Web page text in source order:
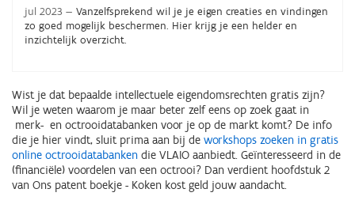
jul 2023
Vanzelfsprekend wil je je eigen creaties en vindingen
zo goed mogelijk beschermen. Hier krijg je een helder en
inzichtelijk overzicht.
Wist je dat bepaalde intellectuele eigendomsrechten gratis zijn?
Wil je weten waarom je maar beter zelf eens op zoek gaat in
merk- en octrooidatabanken voor je op de markt komt? De info
die je hier vindt, sluit prima aan bij de workshops zoeken in gratis
online octrooidatabanken die VLAIO aanbiedt. Geïnteresseerd in de
(financiële) voordelen van een octrooi? Dan verdient hoofdstuk 2
van Ons patent boekje - Koken kost geld jouw aandacht.